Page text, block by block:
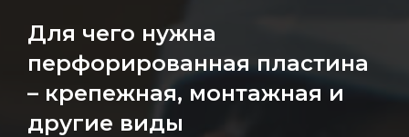
Для чего нужна
перфорированная пластина
– крепежная, монтажная и
другие виды